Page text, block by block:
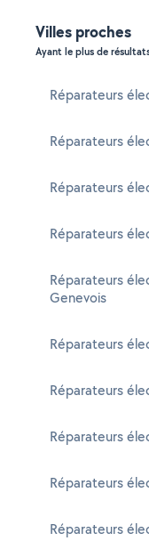
Villes proches
Ayant le plus de
Réparateurs
Réparateurs
Réparateurs
Réparateurs
Réparateurs
Genevois
Réparateurs
Réparateurs
Réparateurs
Réparateurs
Réparateurs